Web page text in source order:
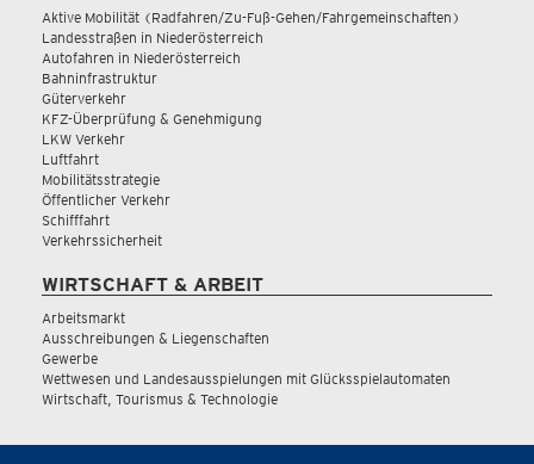
Aktive Mobilität (Radfahren/Zu-Fuß-Gehen/Fahrgemeinschaften)
Landesstraßen in Niederösterreich
Autofahren in Niederösterreich
Bahninfrastruktur
Güterverkehr
KFZ-Überprüfung & Genehmigung
LKW Verkehr
Luftfahrt
Mobilitätsstrategie
Öffentlicher Verkehr
Schifffahrt
Verkehrssicherheit
WIRTSCHAFT & ARBEIT
Arbeitsmarkt
Ausschreibungen & Liegenschaften
Gewerbe
Wettwesen und Landesausspielungen mit Glücksspielautomaten
Wirtschaft, Tourismus & Technologie